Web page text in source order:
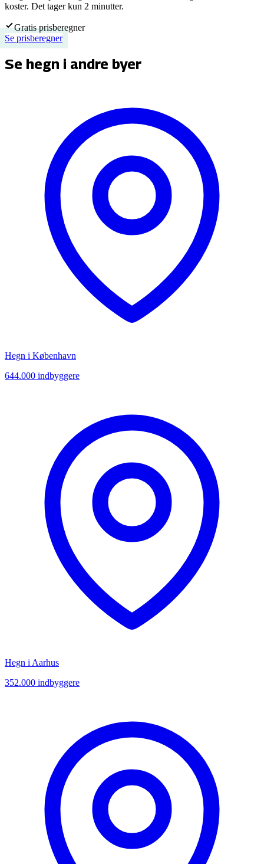
koster. Det tager kun 2 minutter.
Gratis prisberegner
Se prisberegner
Se hegn i andre byer
Hegn i København
644.000 indbyggere
Hegn i Aarhus
352.000 indbyggere